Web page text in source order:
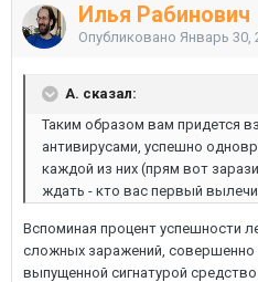
Илья Рабинович
Опубликовано Январь 30,
A. сказал:
Таким образом вам придется
антивирусами, успешно
каждой из них (прям вот
ждать - кто вас первый
Вспоминая процент успешности
сложных заражений, совершенно
выпущенной сигнатурой